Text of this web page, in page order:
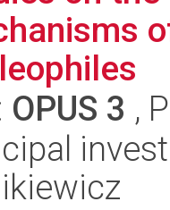
OPUS 3 ,